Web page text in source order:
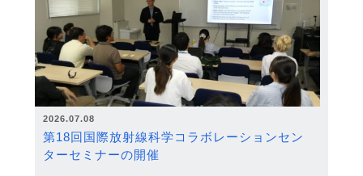
2026.07.08
第18回国際放射線科学コラボレーションセン
ターセミナーの開催